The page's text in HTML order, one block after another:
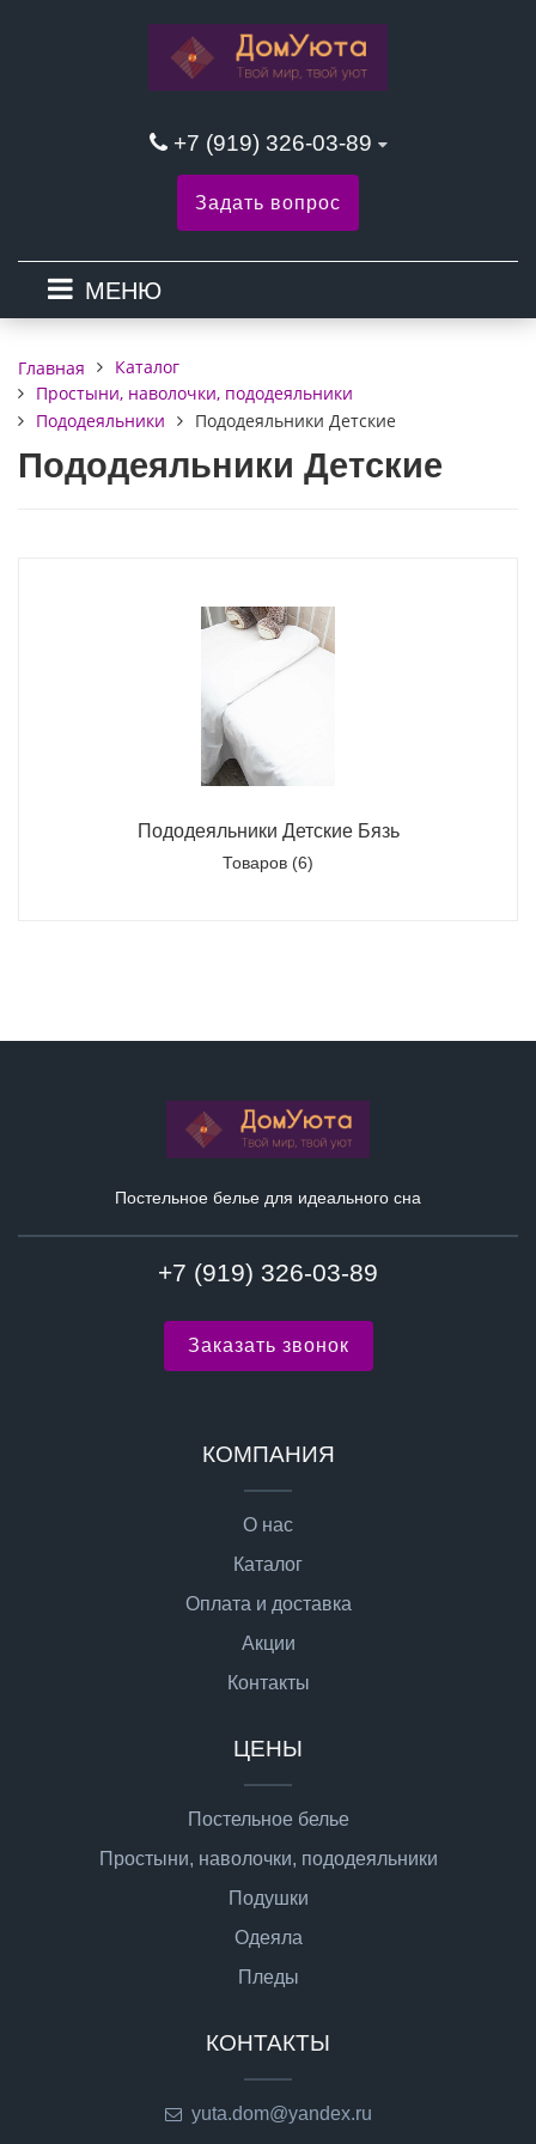
+7 (919) 326-03-89
Задать вопрос
МЕНЮ
Главная
Каталог
Простыни, наволочки, пододеяльники
Пододеяльники
Пододеяльники Детские
Пододеяльники Детские
Пододеяльники Детские Бязь
Товаров (6)
Постельное белье для идеального сна
+7 (919) 326-03-89
Заказать звонок
КОМПАНИЯ
О нас
Каталог
Оплата и доставка
Акции
Контакты
ЦЕНЫ
Постельное белье
Простыни, наволочки, пододеяльники
Подушки
Одеяла
Пледы
КОНТАКТЫ
yuta.dom@yandex.ru